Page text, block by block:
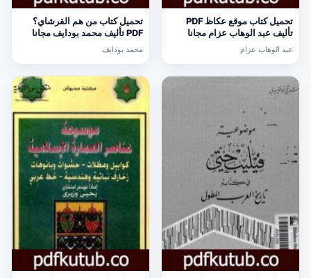
تحميل كتاب موقع عكاظ PDF
تأليف عبد الوهاب عزام مجانا
[كامل]
عبد الوهاب عزام
تحميل كتاب من هم القرشاي؟
PDF تأليف محمد بودايف مجانا
محمد بودايف